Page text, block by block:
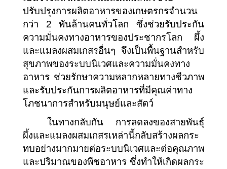
ปรับปรุงการผลิตอาหารของเกษตรกรจำนวน
กว่า 2 พันล้านคนทั่วโลก ซึ่งช่วยรับประกัน
ความมั่นคงทางอาหารของประชากรโลก ผึ้ง
และแมลงผสมเกสรอื่นๆ จึงเป็นพื้นฐานสำหรับ
สุขภาพของระบบนิเวศและความมั่นคงทาง
อาหาร ช่วยรักษาความหลากหลายทางชีวภาพ
และรับประกันการผลิตอาหารที่มีคุณค่าทาง
โภชนาการสำหรับมนุษย์และสัตว์
ในทางกลับกัน การลดลงของสายพันธุ์
ผึ้งและแมลงผสมเกสรเหล่านี้กลับสร้างผลกระ
ทบอย่างมากมายต่อระบบนิเวศและต่อคุณภาพ
และปริมาณของพืชอาหาร ซึ่งทำให้เกิดผลกระ